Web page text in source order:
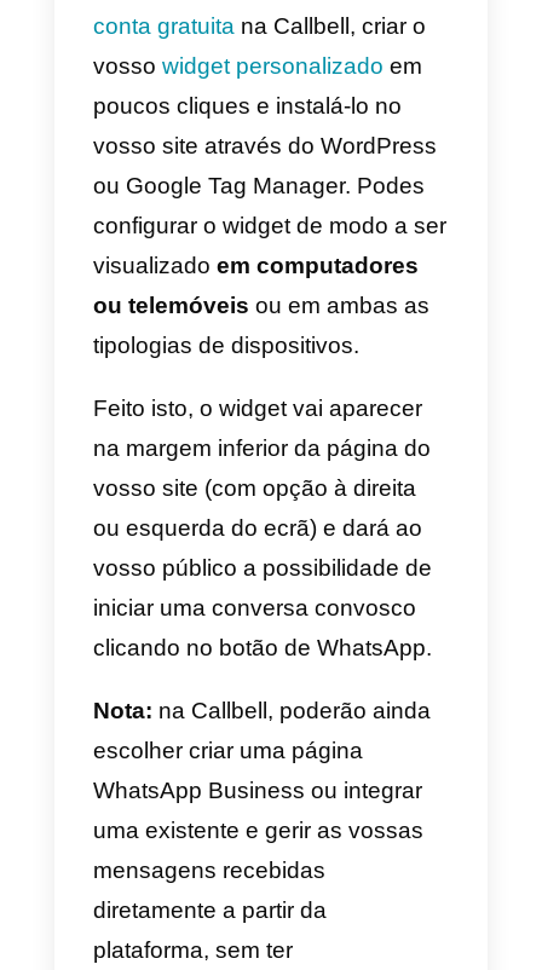
que você encontrar antes do
código do país.
2) Utilizar o widget de chat da
Callbell
Um widget de chat é a solução
ideal paraintegrar um botão do
WhatsApp no vosso site
forma semelhante a outras
soluções de apoio via Live Chat
que frequentemente
na Internet.
Isto vai permitir que os visitantes
do vosso sitecomecem uma